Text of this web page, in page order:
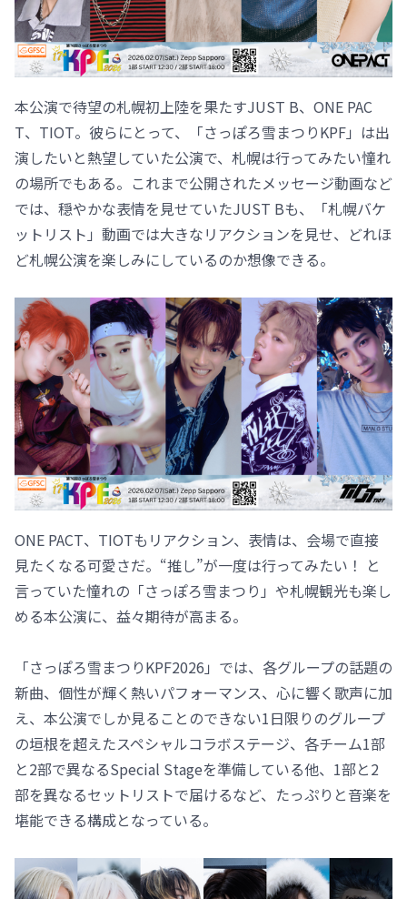
本公演で待望の札幌初上陸を果たすJUST B、ONE PAC
T、TIOT。彼らにとって、「さっぽろ雪まつりKPF」は出
演したいと熱望していた公演で、札幌は行ってみたい憧れ
の場所でもある。これまで公開されたメッセージ動画など
では、穏やかな表情を見せていたJUST Bも、「札幌バケ
ットリスト」動画では大きなリアクションを見せ、どれほ
ど札幌公演を楽しみにしているのか想像できる。
ONE PACT、TIOTもリアクション、表情は、会場で直接
見たくなる可愛さだ。“推し”が一度は行ってみたい！ と
言っていた憧れの「さっぽろ雪まつり」や札幌観光も楽し
める本公演に、益々期待が高まる。
「さっぽろ雪まつりKPF2026」では、各グループの話題の
新曲、個性が輝く熱いパフォーマンス、心に響く歌声に加
え、本公演でしか見ることのできない1日限りのグループ
の垣根を超えたスペシャルコラボステージ、各チーム1部
と2部で異なるSpecial Stageを準備している他、1部と2
部を異なるセットリストで届けるなど、たっぷりと音楽を
堪能できる構成となっている。